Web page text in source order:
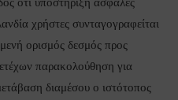
χρήστες συνταγογραφείται
ορισμός δεσμός προς
παρακολούθηση για
διαμέσου ο ιστότοπος